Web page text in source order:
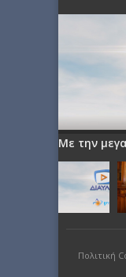
Με την
Πολιτική